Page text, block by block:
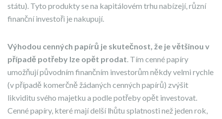
státu). Tyto produkty se na kapitálovém trhu nabízejí, různí
finanční investoři je nakupují.
Výhodou cenných papírů je skutečnost, že je většinou v
případě potřeby lze opět prodat. Tím cenné papíry
umožňují původním finančním investorům někdy velmi rychle
(v případě komerčně žádaných cenných papírů) zvýšit
likviditu svého majetku a podle potřeby opět investovat.
Cenné papíry, které mají delší lhůtu splatnosti než jeden rok,